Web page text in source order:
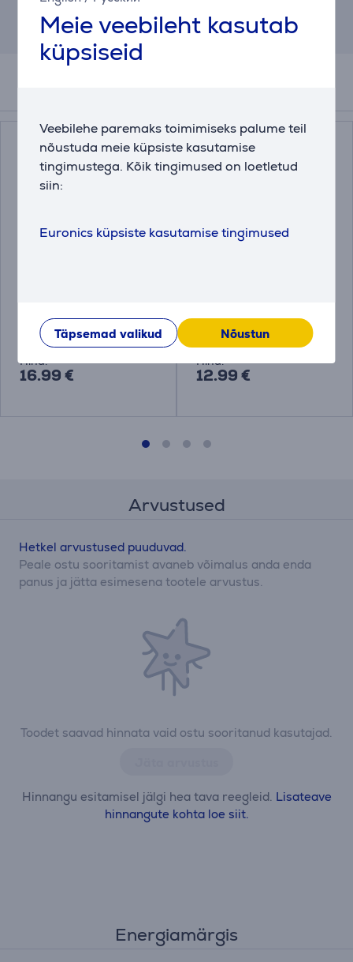
Meie veebileht kasutab
küpsiseid
Veebilehe paremaks toimimiseks palume teil
nõustuda meie küpsiste kasutamise
tingimustega. Kõik tingimused on loetletud
siin:
Euronics küpsiste kasutamise tingimused
Täpsemad valikud Nõustun
Tulemus on ligikaudne ja võib erineda sulle
pakutavatest tingimustest.
Miele 250 g
10130980
Hind:
16.99 €
E4WHPA02
Hind:
12.99 €
Arvustused
Toodet saavad hinnata vaid ostu sooritanud kasutajad.
Hinnangu esitamisel jälgi hea tava reegleid. Lisateave
hinnangute kohta loe siit.
Hetkel arvustused puuduvad.
Peale ostu sooritamist avaneb võimalus anda enda
panus ja jätta esimesena tootele arvustus.
Energiamärgis